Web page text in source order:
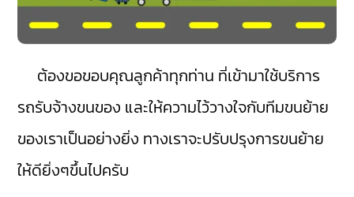
ต้องขอขอบคุณลูกค้าทุกท่าน ที่เข้ามาใช้บริการ
รถรับจ้างขนของ และให้ความไว้วางใจกับทีมขนย้าย
ของเราเป็นอย่างยิ่ง ทางเราจะปรับปรุงการขนย้าย
ให้ดียิ่งๆขึ้นไปครับ